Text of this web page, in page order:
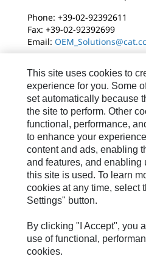
Phone: +39-02-92392611
Fax: +39-02-92392699
Email:
Mappa Del Sito
Informazioni Legali
Cookie Settings
Privacy
Whistleblowing
D.L. 231/2001
This site uses cookies to
experience for you. Some
set automatically because
the site to perform. Other
functional, performance,
to enhance your
content and ads, enabling
and features, and enabling
this site is used. To learn
cookies at any time, select
Settings" button.
By clicking "I Accept", you
use of functional,
cookies.